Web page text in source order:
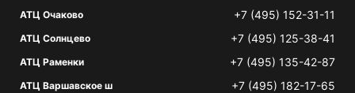
АТЦ Очаково +7 (495) 152-31-11
АТЦ Солнцево +7 (495) 125-38-41
АТЦ Раменки +7 (495) 135-42-87
АТЦ Варшавское ш +7 (495) 182-17-65